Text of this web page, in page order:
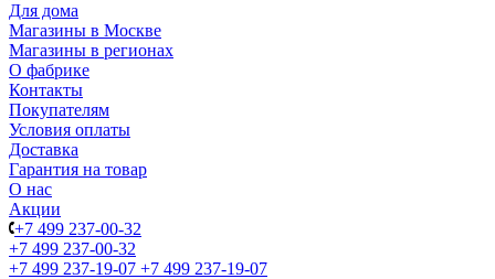
Для дома
Магазины в Москве
Магазины в регионах
О фабрике
Контакты
Покупателям
Условия оплаты
Доставка
Гарантия на товар
О нас
Акции
+7 499 237-00-32
+7 499 237-00-32
+7 499 237-19-07 +7 499 237-19-07